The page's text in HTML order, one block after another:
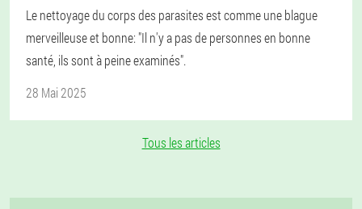
Le nettoyage du corps des parasites est comme une blague
merveilleuse et bonne: "Il n'y a pas de personnes en bonne
santé, ils sont à peine examinés".
28 Mai 2025
Tous les articles